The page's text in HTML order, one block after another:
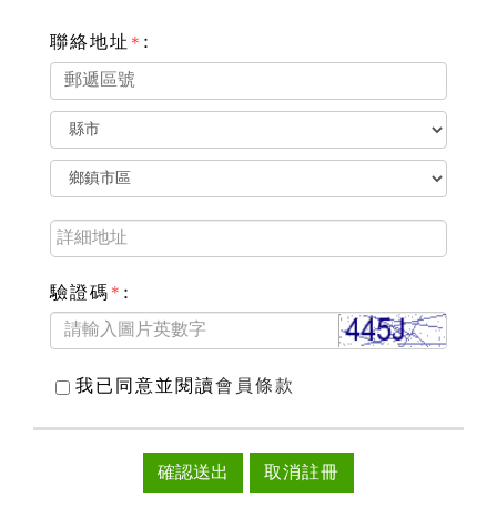
聯絡地址 * :
驗證碼* :
我已同意並閱讀會員條款
確認送出 取消註冊